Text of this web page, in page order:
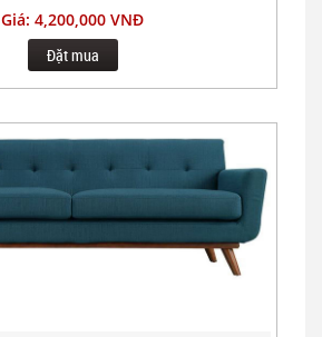
Giá: 4,200,000 VNĐ
Đặt mua